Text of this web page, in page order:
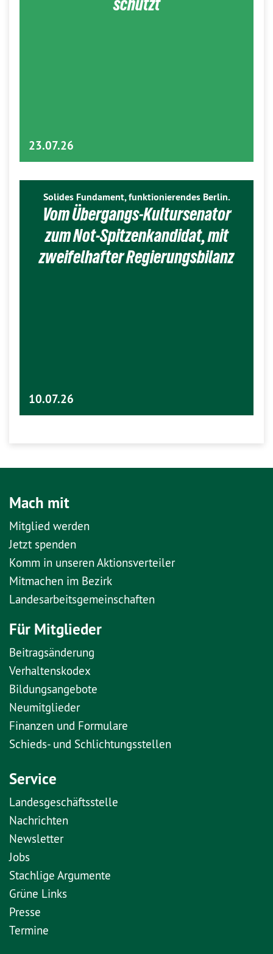
23.07.26
Solides Fundament, funktionierendes Berlin.
Vom Übergangs-Kultursenator
zum Not-Spitzenkandidat, mit
zweifelhafter Regierungsbilanz
10.07.26
Mach mit
Mitglied werden
Jetzt spenden
Komm in unseren Aktionsverteiler
Mitmachen im Bezirk
Landesarbeitsgemeinschaften
Für Mitglieder
Beitragsänderung
Verhaltenskodex
Bildungsangebote
Neumitglieder
Finanzen und Formulare
Schieds- und Schlichtungsstellen
Service
Landesgeschäftsstelle
Nachrichten
Newsletter
Jobs
Stachlige Argumente
Grüne Links
Presse
Termine